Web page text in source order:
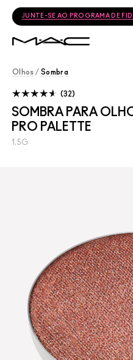
JUNTE-SE AO PROGRAMA DE
Olhos / Sombra
SOMBRA PARA
PRO PALETTE
1.5G
32